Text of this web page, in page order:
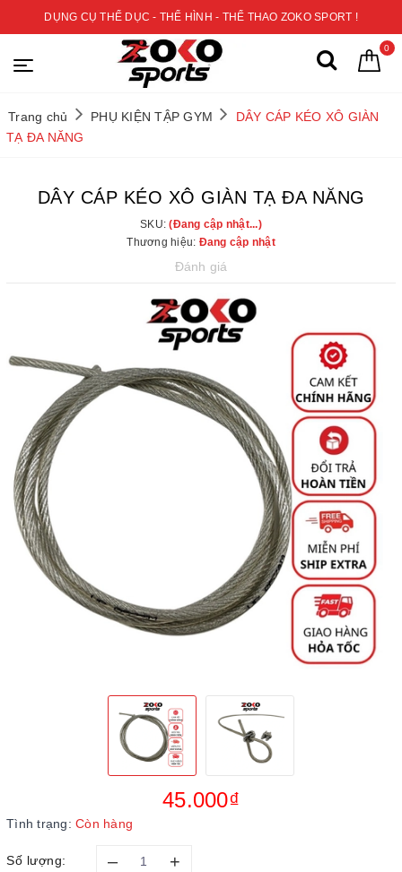
DỤNG CỤ THỂ DỤC - THỂ HÌNH - THỂ THAO ZOKO SPORT !
0
Trang chủ PHỤ KIỆN TẬP GYM
DÂY CÁP KÉO XÔ GIÀN
TẠ ĐA NĂNG
DÂY CÁP KÉO XÔ GIÀN TẠ ĐA NĂNG
SKU:(Đang cập nhật...)
Thương hiệu: Đang cập nhật
Đánh giá
45.000₫
Tình trạng: Còn hàng
Số lượng: – +